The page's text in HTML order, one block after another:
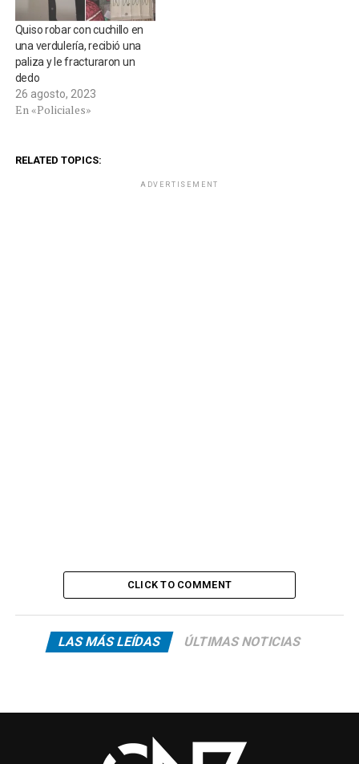
Quiso robar con cuchillo en
una verdulería, recibió una
paliza y le fracturaron un
dedo
26 agosto, 2023
En «Policiales»
RELATED TOPICS:
ADVERTISEMENT
CLICK TO COMMENT
LAS MÁS LEÍDAS ÚLTIMAS NOTICIAS